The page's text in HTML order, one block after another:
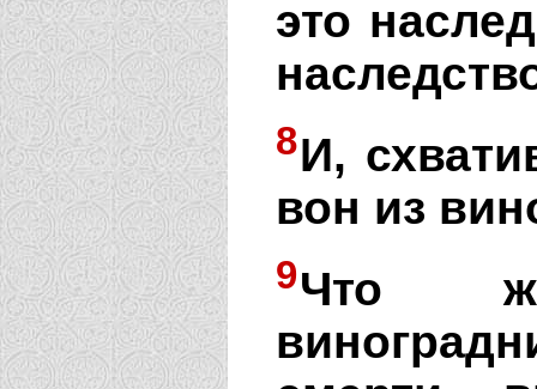
это
8И,
вон из
9Что